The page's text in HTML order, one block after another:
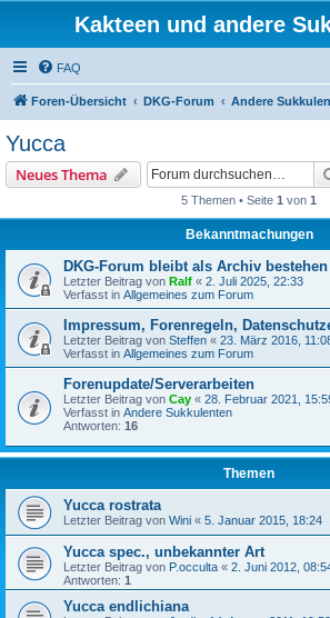
Kakteen und andere
FAQ
Foren-Übersicht DKG-Forum Andere
Yucca
Neues Thema
5 Themen • Seite 1 von 1
Bekanntmachungen
DKG-Forum bleibt als Archiv bestehen
Letzter Beitrag von Ralf « 2. Juli 2025, 22:33
Verfasst in Allgemeines zum Forum
Impressum, Forenregeln,
Letzter Beitrag von Steffen « 23. März 2016,
Verfasst in Allgemeines zum Forum
Forenupdate/Serverarbeiten
Letzter Beitrag von Cay « 28. Februar 2021,
Verfasst in Andere Sukkulenten
Antworten: 16
Themen
Yucca rostrata
Letzter Beitrag von Wini « 5. Januar 2015, 18:24
Yucca spec., unbekannter Art
Letzter Beitrag von P.occulta « 2. Juni 2012,
Antworten: 1
Yucca endlichiana